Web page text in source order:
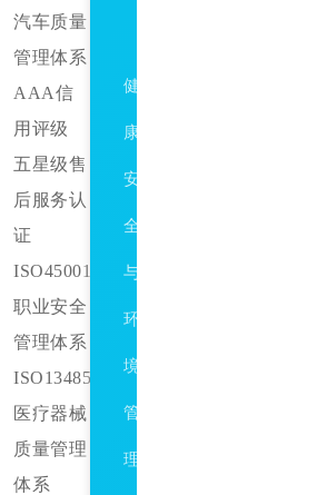
汽车质量
管理体系
AAA信
用评级
五星级售
后服务认
证
ISO45001
职业安全
管理体系
ISO13485
医疗器械
质量管理
体系
健
康、
安
全
与
环
境
管
理